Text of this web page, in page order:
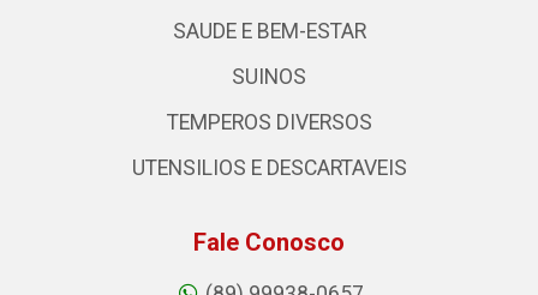
SAUDE E BEM-ESTAR
SUINOS
TEMPEROS DIVERSOS
UTENSILIOS E DESCARTAVEIS
Fale Conosco